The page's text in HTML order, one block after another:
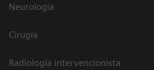
Neurología
Cirugía
Radiología intervencionista